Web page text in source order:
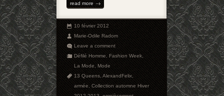
read more
10 février 2012
Marie-Odile Radom
Leave a comment
Défilé Homme,Fashion Week,
La Mode,Mode
13 Queens,AlexandFelix,
armée,Collection automne Hiver